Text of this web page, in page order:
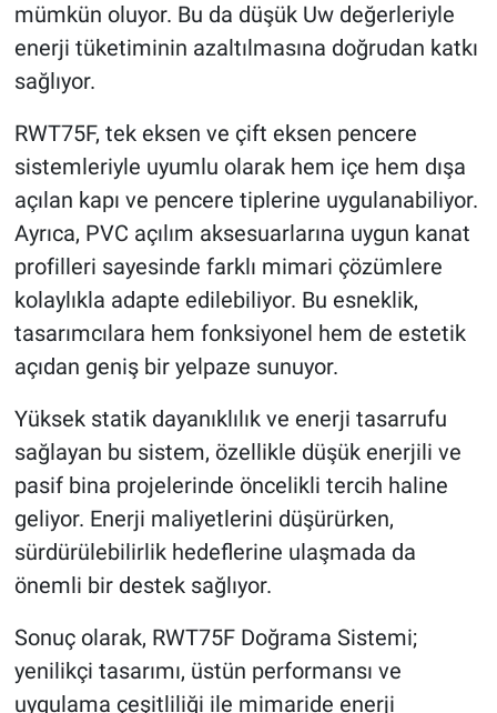
mümkün oluyor. Bu da düşük Uw değerleriyle
enerji tüketiminin azaltılmasına doğrudan katkı
sağlıyor.
RWT75F, tek eksen ve çift eksen pencere
sistemleriyle uyumlu olarak hem içe hem dışa
açılan kapı ve pencere tiplerine uygulanabiliyor.
Ayrıca, PVC açılım aksesuarlarına uygun kanat
profilleri sayesinde farklı mimari çözümlere
kolaylıkla adapte edilebiliyor. Bu esneklik,
tasarımcılara hem fonksiyonel hem de estetik
açıdan geniş bir yelpaze sunuyor.
Yüksek statik dayanıklılık ve enerji tasarrufu
sağlayan bu sistem, özellikle düşük enerjili ve
pasif bina projelerinde öncelikli tercih haline
geliyor. Enerji maliyetlerini düşürürken,
sürdürülebilirlik hedeflerine ulaşmada da
önemli bir destek sağlıyor.
Sonuç olarak, RWT75F Doğrama Sistemi;
yenilikçi tasarımı, üstün performansı ve
uygulama çeşitliliği ile mimaride enerji